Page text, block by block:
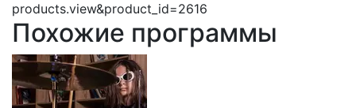
products.view&product_id=2616
Похожие программы